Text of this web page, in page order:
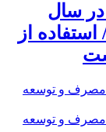
سال
از